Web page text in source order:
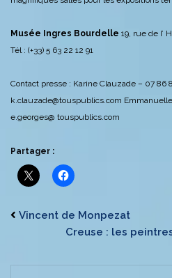
Musée Ingres Bourdelle 19, rue de I’
Tél : (+33) 5 63 22 12 91
Contact presse : Karine Clauzade – 07 86
k.clauzade@touspublics.com
e.georges@ touspublics.com
Partager :
Vincent de Monpezat
Creuse : les